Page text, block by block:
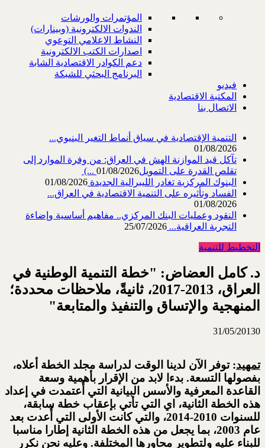
المؤتمرات والورشات
الندوات الالكترونية (وبينارات)
النشاط الاعلامي التوعوي
اصدارات الكتب الالكترونية
دعم الكوادر الاقتصادية الشابة
البرنامج البحثي للشبكة
فيديو
المكتبة الاقتصادية
الاتصال بنا
التنمية الإقتصادية في سياق أنماط التغير البنيوي...
01/08/2026
تآكل قيد الموازنة الهش في العراق: من وفرة الموارد إلى
تقلص القدرة على التمويل‎ (...01/08/2026
البنوك المركزية تغادر الليبرالية الجديدة 01/08/2026
الفساد وتأثيره على التنمية الاقتصادية في العراق...
01/08/2026
النقود وعمليات البنك المركزي.. مفاهيم أساسية وإضاءة
التجربة العراقية... 25/07/2026
التخطيط للتنمية
د. كامل العضاض: "خطة التنمية الوطنية في
العراق، 2013-2017، ثانيةً، ملاحظات محددة؛
المنهجية والإتساق والتنفيذ والمتابعة"
31/05/20130
تمهيد: توفر الآن لدينا الوقت لدراسة مجلد الخطة أعلاه،
بفصولها التسعة. بدءا لابد من الإقرار بأهمية وسعة
القاعدة المعرفية والأسس البيانية التي أُعتمدت في إعداد
هذه الخطة الثانية، اي التي تأتي بإعقاب خطة سابقة،
للسنوات 2010-2014، والتي كانت الأولى التي أُعدت بعد
عام 2003، بما يجعل من هذه الخطة الثانية إطارا مناسبا
للبناء عليه ولتطوير محاورها المختلفة. وعليه نحن نكرر